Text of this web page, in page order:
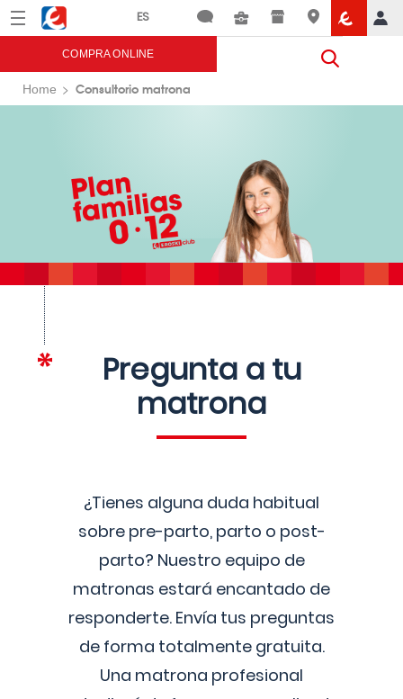
Menú Eroski
COMPRA ONLINE
Home Consultorio matrona
Pregunta a tu
matrona
¿Tienes alguna duda habitual
sobre pre-parto, parto o post-
parto? Nuestro equipo de
matronas estará encantado de
responderte. Envía tus preguntas
de forma totalmente gratuita.
Una matrona profesional